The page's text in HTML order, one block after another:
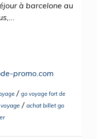
à barcelone au
promo.com
/ go voyage fort de
/ achat billet go